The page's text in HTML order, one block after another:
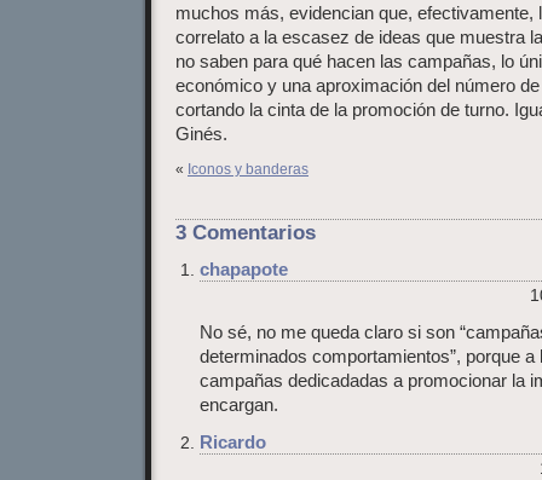
muchos más, evidencian que, efectivamente,
correlato a la escasez de ideas que muestra
no saben para qué hacen las campañas, lo
económico y una aproximación del número
cortando la cinta de la promoción de turno.
Ginés.
« Iconos y banderas
3 Comentarios
chapapote
No sé, no me queda claro si son
determinados comportamientos”, porque
campañas dedicadadas a promocionar la
encargan.
Ricardo